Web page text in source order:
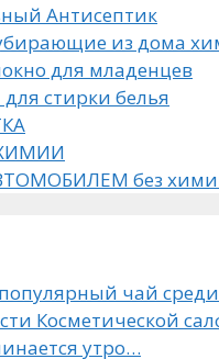
Антисептик
из дома
для младенцев
стирки белья
без
чай
Косметической
утро…